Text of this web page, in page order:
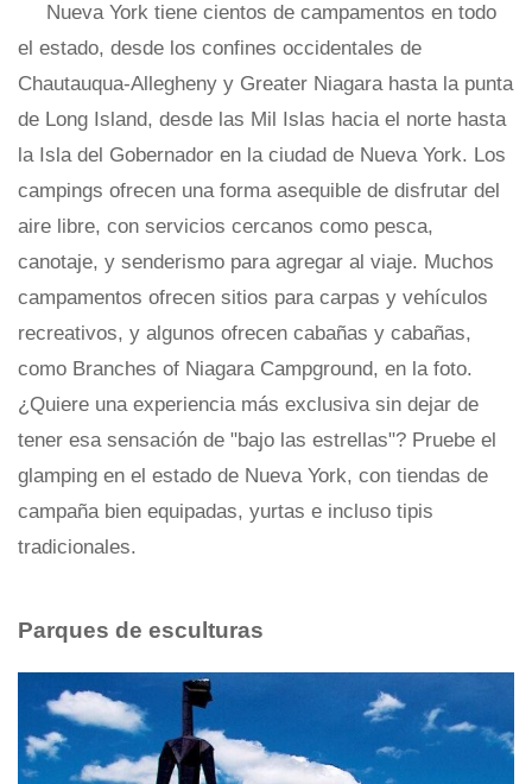
Nueva York tiene cientos de campamentos en todo
el estado, desde los confines occidentales de
Chautauqua-Allegheny y Greater Niagara hasta la punta
de Long Island, desde las Mil Islas hacia el norte hasta
la Isla del Gobernador en la ciudad de Nueva York. Los
campings ofrecen una forma asequible de disfrutar del
aire libre, con servicios cercanos como pesca,
canotaje, y senderismo para agregar al viaje. Muchos
campamentos ofrecen sitios para carpas y vehículos
recreativos, y algunos ofrecen cabañas y cabañas,
como Branches of Niagara Campground, en la foto.
¿Quiere una experiencia más exclusiva sin dejar de
tener esa sensación de "bajo las estrellas"? Pruebe el
glamping en el estado de Nueva York, con tiendas de
campaña bien equipadas, yurtas e incluso tipis
tradicionales.
Parques de esculturas